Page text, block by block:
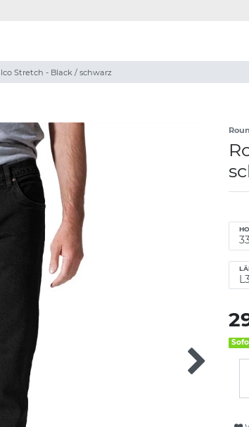
Stretch - Black / schwarz